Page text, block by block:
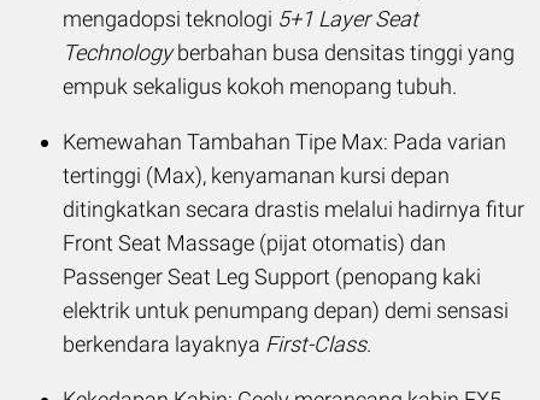
mengadopsi teknologi 5+1 Layer Seat
Technologyberbahan busa densitas tinggi yang
empuk sekaligus kokoh menopang tubuh.
Kemewahan Tambahan Tipe Max: Pada varian
tertinggi (Max), kenyamanan kursi depan
ditingkatkan secara drastis melalui hadirnya fitur
Front Seat Massage (pijat otomatis) dan
Passenger Seat Leg Support (penopang kaki
elektrik untuk penumpang depan) demi sensasi
berkendara layaknya First-Class.